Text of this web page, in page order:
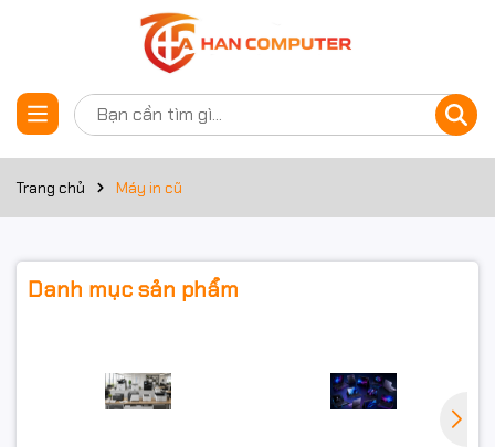
Trang chủ Máy in cũ
Danh mục sản phẩm